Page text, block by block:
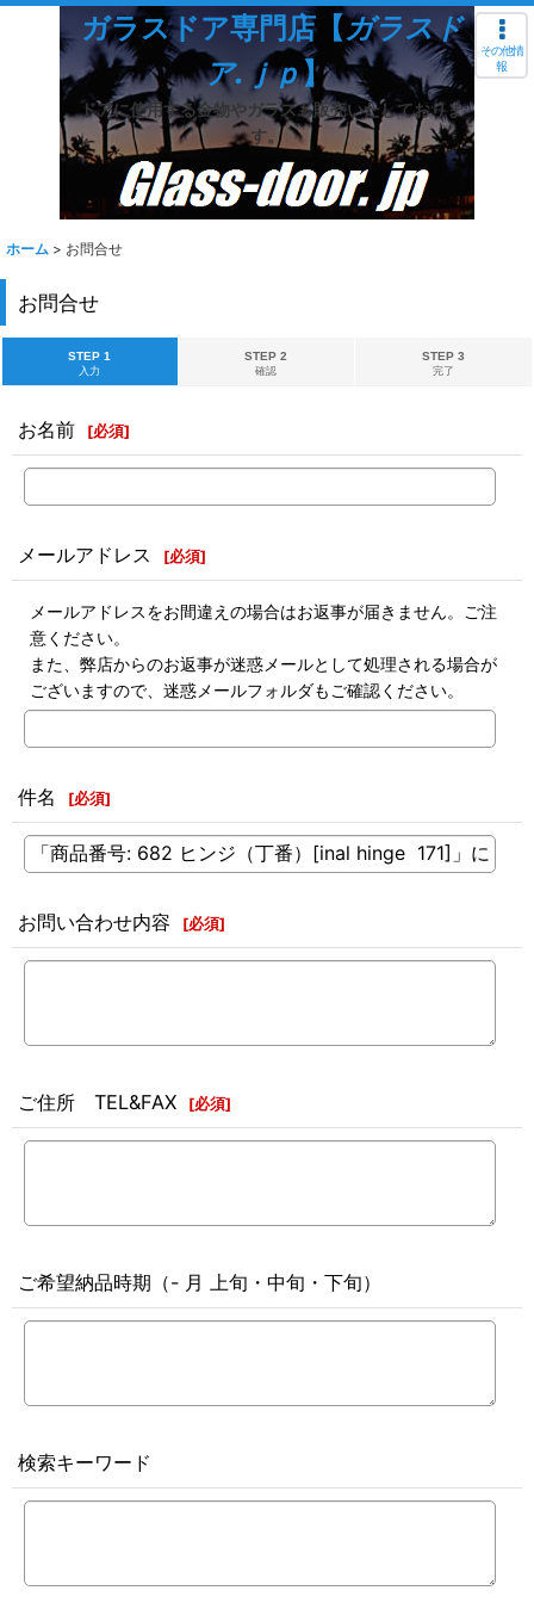
ガラスドア専門店【ガラスド
ア.ｊｐ】
ドアに使用する金物やガラスも販売いたしておりま
す。
その他情
報
ホーム > お問合せ
お問合せ
STEP 1
入力
STEP 2
確認
STEP 3
完了
お名前 [必須]
メールアドレス [必須]
メールアドレスをお間違えの場合はお返事が届きません。ご注
意ください。
また、弊店からのお返事が迷惑メールとして処理される場合が
ございますので、迷惑メールフォルダもご確認ください。
件名 [必須]
お問い合わせ内容 [必須]
ご住所 TEL&FAX [必須]
ご希望納品時期（- 月 上旬・中旬・下旬）
検索キーワード